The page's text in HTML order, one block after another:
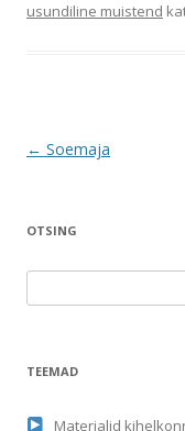
usundiline muistend
Postituste
← Soemaja
OTSING
t
iTEEMAD
Materjalid